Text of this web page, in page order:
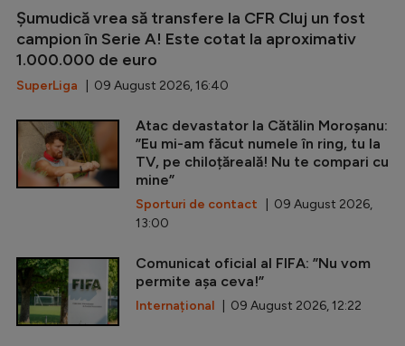
Șumudică vrea să transfere la CFR Cluj un fost
campion în Serie A! Este cotat la aproximativ
1.000.000 de euro
SuperLiga | 09 August 2026, 16:40
Atac devastator la Cătălin Moroșanu:
”Eu mi-am făcut numele în ring, tu la
TV, pe chiloțăreală! Nu te compari cu
mine”
Sporturi de contact | 09 August 2026,
13:00
Comunicat oficial al FIFA: ”Nu vom
permite așa ceva!”
Internațional | 09 August 2026, 12:22